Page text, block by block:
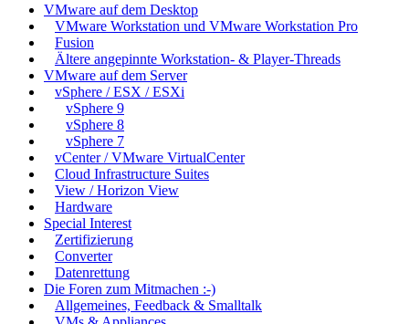
VMware auf dem Desktop
VMware Workstation und VMware Workstation Pro
Fusion
Ältere angepinnte Workstation- & Player-Threads
VMware auf dem Server
vSphere / ESX / ESXi
vSphere 9
vSphere 8
vSphere 7
vCenter / VMware VirtualCenter
Cloud Infrastructure Suites
View / Horizon View
Hardware
Special Interest
Zertifizierung
Converter
Datenrettung
Die Foren zum Mitmachen :-)
Allgemeines, Feedback & Smalltalk